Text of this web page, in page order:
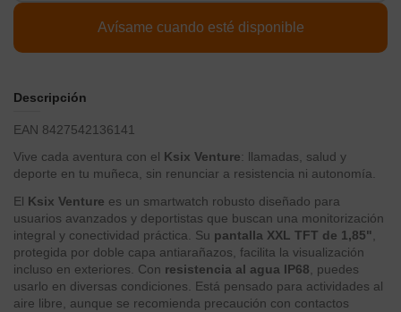
Descripción
EAN 8427542136141
Vive cada aventura con el Ksix Venture: llamadas, salud y
deporte en tu muñeca, sin renunciar a resistencia ni autonomía.
El Ksix Venture es un smartwatch robusto diseñado para
usuarios avanzados y deportistas que buscan una monitorización
integral y conectividad práctica. Su pantalla XXL TFT de 1,85"
protegida por doble capa antiarañazos, facilita la visualización
incluso en exteriores. Con resistencia al agua IP68 , puedes
usarlo en diversas condiciones. Está pensado para actividades al
aire libre, aunque se recomienda precaución con contactos